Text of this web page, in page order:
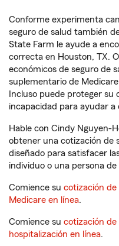
Conforme experimenta
seguro de salud también
State Farm le ayude a
correcta en Houston, TX.
económicos de seguro de
suplementario de
Incluso puede proteger su
incapacidad para ayudar a
Hable con Cindy Nguyen-
obtener una cotización de
diseñado para satisfacer
individuo o una persona
Comience su cotización
Medicare en línea.
Comience su cotización de
hospitalización en línea.